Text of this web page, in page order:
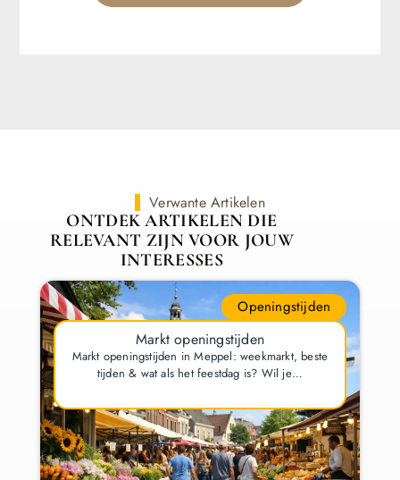
Verwante Artikelen
ONTDEK ARTIKELEN DIE
RELEVANT ZIJN VOOR JOUW
INTERESSES
Openingstijden
Markt openingstijden
Markt openingstijden in Meppel: weekmarkt, beste
tijden & wat als het feestdag is? Wil je…